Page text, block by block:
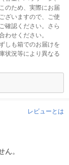
のため、実際にお届
ざいますので、ご使
確認ください。さら
わせください。
しも箱でのお届けを
状況等により異なる
レビューとは
ん。